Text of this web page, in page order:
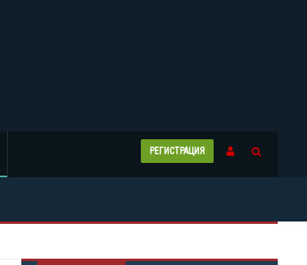
РЕГИСТРАЦИЯ